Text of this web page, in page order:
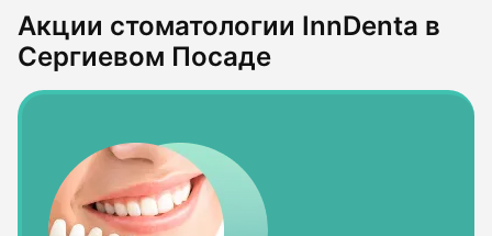
Акции стоматологии InnDenta в
Сергиевом Посаде